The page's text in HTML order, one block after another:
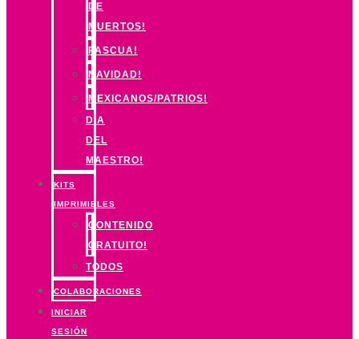
DE
MUERTOS!
PASCUA!
NAVIDAD!
MEXICANOS/PATRIOS!
DIA
DEL
MAESTRO!
KITS
IMPRIMIBLES
CONTENIDO
GRATUITO!
TODOS
COLABORACIONES
INICIAR
SESIÓN